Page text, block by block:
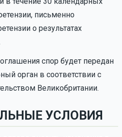
письменно
о результатах
спор будет передан
орган в соответствии с
Великобритании.
УСЛОВИЯ